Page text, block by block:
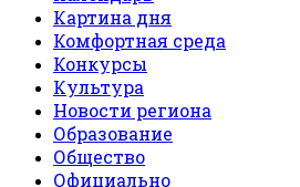
Картина дня
Комфортная среда
Конкурсы
Культура
Новости региона
Образование
Общество
Официально